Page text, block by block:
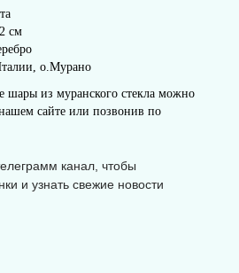
см
о.Мурано
шары из муранского стекла можно
сайте или позвонив по
канал, чтобы
и узнать свежие новости